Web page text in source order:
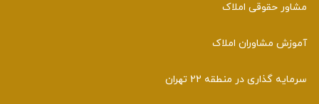
مشاور حقوقی املاک
آموزش مشاوران املاک
سرمایه گذاری در منطقه 22 تهران